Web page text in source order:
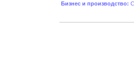
Бизнес и производство: